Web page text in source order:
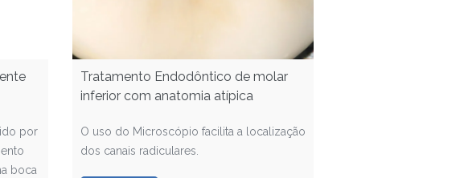
por
boca
Tratamento Endodôntico de molar
inferior com anatomia atípica
O uso do Microscópio facilita a localização
dos canais radiculares.